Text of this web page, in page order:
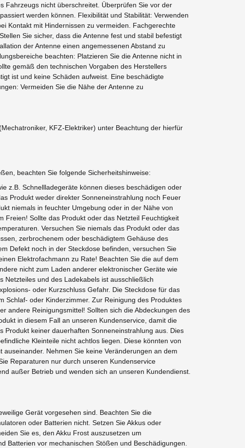
Fahrzeugs nicht überschreitet. Überprüfen Sie vor der
werden können. Flexibilität und Stabilität: Verwenden
Kontakt mit Hindernissen zu vermeiden. Fachgerechte
Sie sicher, dass die Antenne fest und stabil befestigt
der Antenne einen angemessenen Abstand zu
beachten: Platzieren Sie die Antenne nicht in
gemäß den technischen Vorgaben des Herstellers
ist und keine Schäden aufweist. Eine beschädigte
Vermeiden Sie die Nähe der Antenne zu
KFZ-Elektriker) unter Beachtung der hierfür
beachten Sie folgende Sicherheitshinweise:
z.B. Schnellladegeräte können dieses beschädigen oder
Produkt weder direkter Sonneneinstrahlung noch Feuer
niemals in feuchter Umgebung oder in der Nähe von
Freien! Sollte das Produkt oder das Netzteil Feuchtigkeit
Versuchen Sie niemals das Produkt oder das
zerbrochenem oder beschädigtem Gehäuse des
Defekt noch in der Steckdose befinden, versuchen Sie
Elektrofachmann zu Rate! Beachten Sie die auf dem
nicht zum Laden anderer elektronischer Geräte wie
Netzteiles und des Ladekabels ist ausschließlich
oder Kurzschluss Gefahr. Die Steckdose für das
Schlaf- oder Kinderzimmer. Zur Reinigung des Produktes
andere Reinigungsmittel! Sollten sich die Abdeckungen des
in diesem Fall an unseren Kundenservice, damit die
Produkt keiner dauerhaften Sonneneinstrahlung aus. Dies
Kleinteile nicht achtlos liegen. Diese könnten von
Nehmen Sie keine Veränderungen an dem
Reparaturen nur durch unseren Kundenservice
außer Betrieb und wenden sich an unseren Kundendienst.
Gerät vorgesehen sind. Beachten Sie die
oder Batterien nicht. Setzen Sie Akkus oder
Sie es, den Akku Frost auszusetzen um
Batterien vor mechanischen Stößen und Beschädigungen.